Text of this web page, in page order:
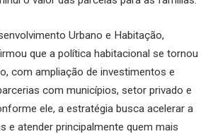
Urbano e Habitação,
que a política habitacional se tornou
com ampliação de investimentos e
com municípios, setor privado e
ele, a estratégia busca acelerar a
e atender principalmente quem mais